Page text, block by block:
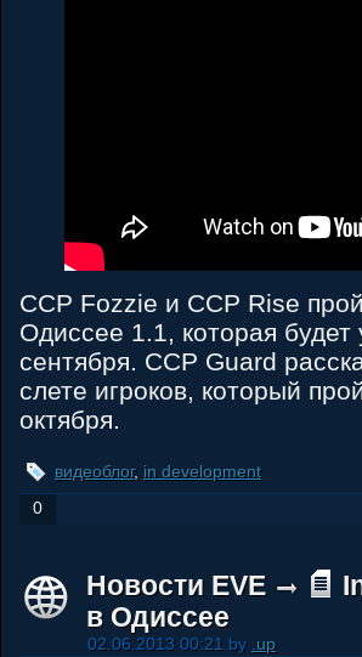
CCP Fozzie и CCP Rise
Одиссее 1.1, которая
сентября. CCP Guard
слете игроков, который
октября.
видеоблог, in development
0
Новости EVE
в Одиссее
02.06.2013 00:21 by .up